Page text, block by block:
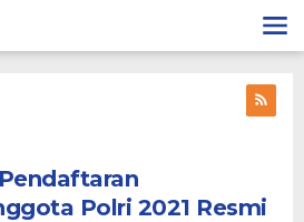
Polri 2021 Resmi